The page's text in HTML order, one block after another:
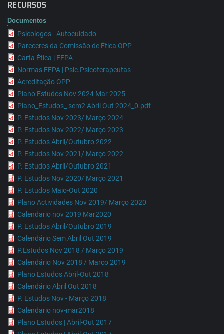
RECURSOS
Documentos
Psicologos - Autocuidado
Pareceres da Comissão de Ética OPP
Carta Ética | EFPA
Normas EFPA | Psic.Psicoterapeutas
Acreditação OPP
Plano Estudos Nov 2024 Mar 2025
Plano_Estudos_ sem2 Abril Out 2024_0.pdf
P. Estudos Nov 2023/ Março 2024
P. Estudos Nov 2022/ Março 2023
P. Estudos Abril/Outubro 2022
P. Estudos Nov 2021/ Março 2022
P. Estudos Abril/Outubro 2021
P. Estudos Nov 2020/ Março 2021
P. Estudos Maio-Out 2020
Plano Actividades Nov 2019/ Março 2020
Calendario nov 2019 Mar2020
P. Estudos Abril/Outubro 2019
Calendário Sem Abril Out 2019
P.Estudos Nov 2018 / Março 2019
Calendário Nov 2018 / Março 2019
Plano Estudos Abril-Out 2018
Calendário Abril Out 2018
P. Estudos Nov - Março 2018
Calendario nov-mar2018
Plano Estudos | Abril-Out 2017